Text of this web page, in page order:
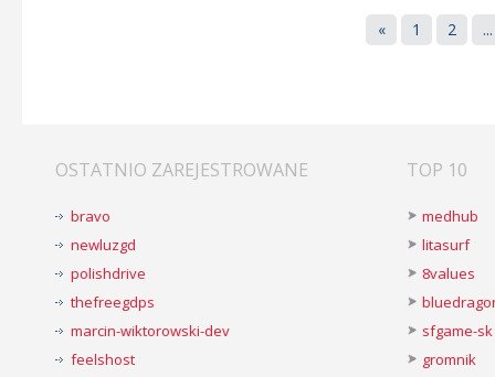
« 1 2 ...
OSTATNIO ZAREJESTROWANE
bravo
newluzgd
polishdrive
thefreegdps
marcin-wiktorowski-dev
feelshost
TOP 10
medhub
litasurf
8values
sfgame-sk
gromnik